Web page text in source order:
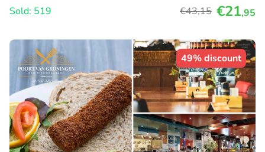
Sold: 519
€43,15 €21,95
49% discount